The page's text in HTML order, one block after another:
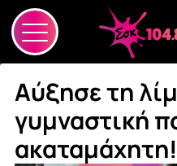
Αύξησε τη
γυμναστική
ακαταμάχητη!